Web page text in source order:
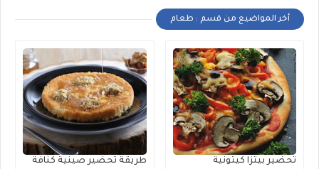
أخر المواضيع من قسم : طعام
تحضير بيتزا كيتونية
طريقة تحضير صينية كنافة